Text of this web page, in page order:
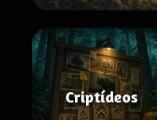
Criptídeos